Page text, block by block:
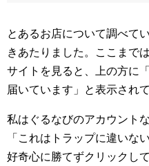
とあるお店について調べて
きあたりました。ここまで
サイトを見ると、上の方に
届いています」と表示され
私はぐるなびのアカウント
「これはトラップに違いな
好奇心に勝てずクリックし